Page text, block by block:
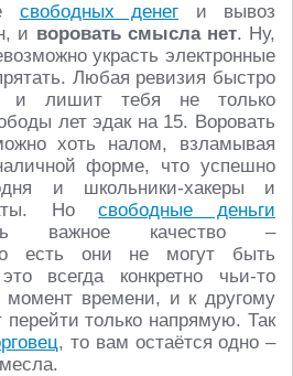
свободных денег и вывоз
и воровать смысла нет. Ну,
украсть электронные
Любая ревизия быстро
и лишит тебя не только
лет эдак на 15. Воровать
хоть налом, взламывая
форме, что успешно
и школьники-хакеры и
Носвободные деньги
важное качество –
есть они не могут быть
всегда конкретно чьи-то
момент времени, и к другому
перейти только напрямую. Так
, то вам остаётся одно –